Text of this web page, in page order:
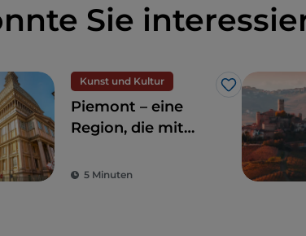
Sie
Kunst und Kultur
Like
Piemont – eine
Region, die mit
Geschichte
5 Minuten